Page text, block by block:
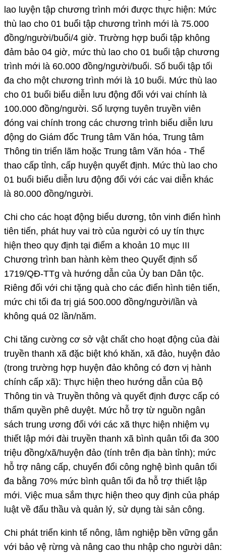
lao luyện tập chương trình mới được thực hiện: Mức
thù lao cho 01 buổi tập chương trình mới là 75.000
đồng/người/buổi/4 giờ. Trường hợp buổi tập không
đảm bảo 04 giờ, mức thù lao cho 01 buổi tập chương
trình mới là 60.000 đồng/người/buổi. Số buổi tập tối
đa cho một chương trình mới là 10 buổi. Mức thù lao
cho 01 buổi biểu diễn lưu động đối với vai chính là
100.000 đồng/người. Số lượng tuyên truyền viên
đóng vai chính trong các chương trình biểu diễn lưu
động do Giám đốc Trung tâm Văn hóa, Trung tâm
Thông tin triển lãm hoặc Trung tâm Văn hóa - Thể
thao cấp tỉnh, cấp huyện quyết định. Mức thù lao cho
01 buổi biểu diễn lưu động đối với các vai diễn khác
là 80.000 đồng/người.
Chi cho các hoạt động biểu dương, tôn vinh điển hình
tiên tiến, phát huy vai trò của người có uy tín thực
hiện theo quy định tại điểm a khoản 10 mục III
Chương trình ban hành kèm theo Quyết định số
1719/QĐ-TTg và hướng dẫn của Ủy ban Dân tộc.
Riêng đối với chi tặng quà cho các điển hình tiên tiến,
mức chi tối đa trị giá 500.000 đồng/người/lần và
không quá 02 lần/năm.
Chi tăng cường cơ sở vật chất cho hoạt động của đài
truyền thanh xã đặc biệt khó khăn, xã đảo, huyện đảo
(trong trường hợp huyện đảo không có đơn vị hành
chính cấp xã): Thực hiện theo hướng dẫn của Bộ
Thông tin và Truyền thông và quyết định được cấp có
thẩm quyền phê duyệt. Mức hỗ trợ từ nguồn ngân
sách trung ương đối với các xã thực hiện nhiệm vụ
thiết lập mới đài truyền thanh xã bình quân tối đa 300
triệu đồng/xã/huyện đảo (tính trên địa bàn tỉnh); mức
hỗ trợ nâng cấp, chuyển đổi công nghệ bình quân tối
đa bằng 70% mức bình quân tối đa hỗ trợ thiết lập
mới. Việc mua sắm thực hiện theo quy định của pháp
luật về đấu thầu và quản lý, sử dụng tài sản công.
Chi phát triển kinh tế nông, lâm nghiệp bền vững gắn
với bảo vệ rừng và nâng cao thu nhập cho người dân: